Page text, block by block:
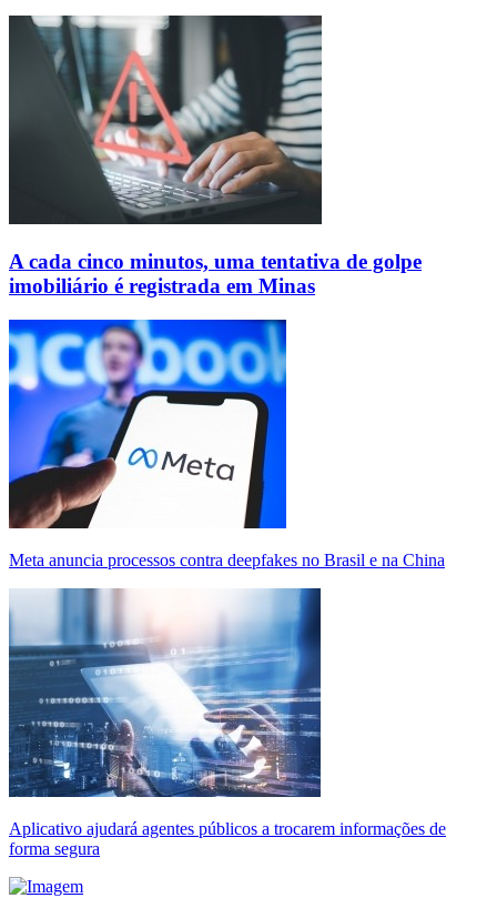
A cada cinco minutos, uma tentativa de golpe
imobiliário é registrada em Minas
Meta anuncia processos contra deepfakes no Brasil e na China
Aplicativo ajudará agentes públicos a trocarem informações de
forma segura